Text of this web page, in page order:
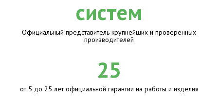
Официальный представитель крупнейших и проверенных
производителей
25
от 5 до 25 лет официальной гарантии на работы и изделия